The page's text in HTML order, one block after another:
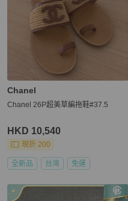
Chanel
Chanel 26P超美草編拖鞋#37.5
HKD 10,540
現折 200
全新品 台灣 免運